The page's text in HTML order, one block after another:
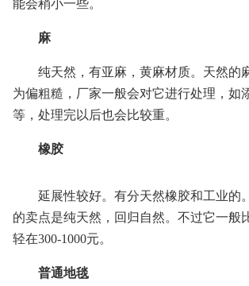
能会稍小一些。
麻
纯天然，有亚麻，黄麻材质。天然的
为偏粗糙，厂家一般会对它进行处理，如
等，处理完以后也会比较重。
橡胶
延展性较好。有分天然橡胶和工业的
的卖点是纯天然，回归自然。不过它一般
轻在300-1000元。
普通地毯